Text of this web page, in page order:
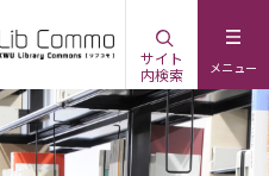
メニュー
サイト
内検索